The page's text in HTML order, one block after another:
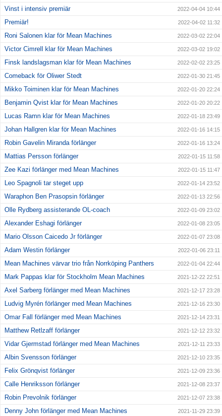
Vinst i intensiv premiär 2022-04-04 10:44
Premiär! 2022-04-02 11:32
Roni Salonen klar för Mean Machines 2022-03-02 22:04
Victor Cimrell klar för Mean Machines 2022-03-02 19:02
Finsk landslagsman klar för Mean Machines 2022-02-02 23:25
Comeback för Oliwer Stedt 2022-01-30 21:45
Mikko Toiminen klar för Mean Machines 2022-01-20 22:24
Benjamin Qvist klar för Mean Machines 2022-01-20 20:22
Lucas Ramn klar för Mean Machines 2022-01-18 23:49
Johan Hallgren klar för Mean Machines 2022-01-16 14:15
Robin Gavelin Miranda förlänger 2022-01-16 13:24
Mattias Persson förlänger 2022-01-15 11:58
Zee Kazi förlänger med Mean Machines 2022-01-15 11:47
Leo Spagnoli tar steget upp 2022-01-14 23:52
Waraphon Ben Prasopsin förlänger 2022-01-13 22:56
Olle Rydberg assisterande OL-coach 2022-01-09 23:02
Alexander Eshagi förlänger 2022-01-08 23:05
Mario Olsson Caicedo Jr förlänger 2022-01-07 23:08
Adam Westin förlänger 2022-01-06 23:11
Mean Machines värvar trio från Norrköping Panthers 2022-01-04 22:44
Mark Pappas klar för Stockholm Mean Machines 2021-12-22 22:51
Axel Sarberg förlänger med Mean Machines 2021-12-17 23:28
Ludvig Myrén förlänger med Mean Machines 2021-12-16 23:30
Omar Fall förlänger med Mean Machines 2021-12-14 23:31
Matthew Retlzaff förlänger 2021-12-12 23:32
Vidar Gjermstad förlänger med Mean Machines 2021-12-11 23:33
Albin Svensson förlänger 2021-12-10 23:35
Felix Grönqvist förlänger 2021-12-09 23:36
Calle Henriksson förlänger 2021-12-08 23:37
Robin Prevolnik förlänger 2021-12-07 23:38
Denny John förlänger med Mean Machines 2021-11-29 23:39